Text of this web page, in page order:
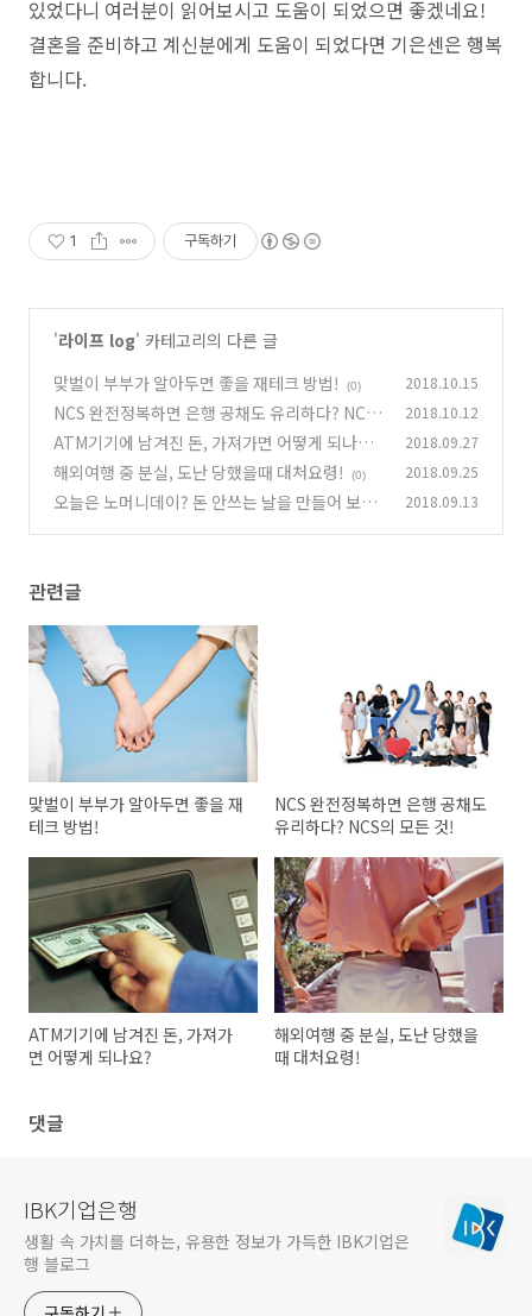
있었다니 여러분이 읽어보시고 도움이 되었으면 좋겠네요!
결혼을 준비하고 계신분에게 도움이 되었다면 기은센은 행복
합니다.
1 구독하기
'라이프 log' 카테고리의 다른 글
맞벌이 부부가 알아두면 좋을 재테크 방법!
(0) 2018.10.15
NCS 완전정복하면 은행 공채도 유리하다? NCS
의 모든 것!
(0)
2018.10.12
ATM기기에 남겨진 돈, 가져가면 어떻게 되나요?
(0)
2018.09.27
해외여행 중 분실, 도난 당했을때 대처요령! (0) 2018.09.25
오늘은 노머니데이? 돈 안쓰는 날을 만들어 보자! 2018.09.13
관련글
맞벌이 부부가 알아두면 좋을 재
테크 방법!
NCS 완전정복하면 은행 공채도
유리하다? NCS의 모든 것!
ATM기기에 남겨진 돈, 가져가
면 어떻게 되나요?
해외여행 중 분실, 도난 당했을
때 대처요령!
댓글
IBK기업은행
생활 속 가치를 더하는, 유용한 정보가 가득한 IBK기업은
행 블로그